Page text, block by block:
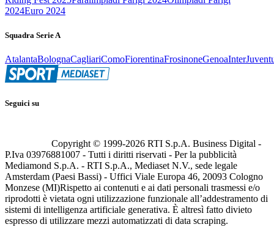
2024Euro 2024
Squadra Serie A
AtalantaBolognaCagliariComoFiorentinaFrosinoneGenoaInter
Seguici su
Copyright © 1999-2026 RTI S.p.A. Business Digital -
P.Iva 03976881007 - Tutti i diritti riservati - Per la pubblicità
Mediamond S.p.A. - RTI S.p.A., Mediaset N.V., sede legale
Amsterdam (Paesi Bassi) - Uffici Viale Europa 46, 20093 Cologno
Monzese (MI)Rispetto ai contenuti e ai dati personali trasmessi e/o
riprodotti è vietata ogni utilizzazione funzionale all’addestramento di
sistemi di intelligenza artificiale generativa. È altresì fatto divieto
espresso di utilizzare mezzi automatizzati di data scraping.